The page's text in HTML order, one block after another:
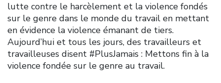
lutte contre le harcèlement et la violence fondés
sur le genre dans le monde du travail en mettant
en évidence la violence émanant de tiers.
Aujourd’hui et tous les jours, des travailleurs et
travailleuses disent #PlusJamais : Mettons fin à la
violence fondée sur le genre au travail.